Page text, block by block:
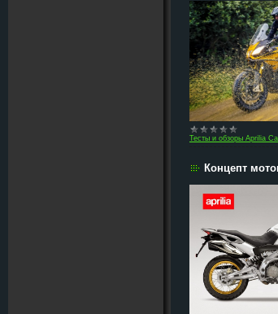
Тесты и обзоры Aprilia
Концепт